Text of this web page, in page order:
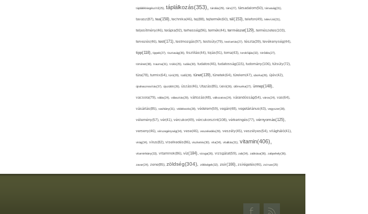
táplálékkiegészítő(25), táplálkozás(353), tárolás(29), társ(27), társadalom(50), társaság(31),
tavasz(87), tea(158), technika(46), tej(88), tejtermék(60), tél(153), telefon(49), televízió(31),
teljesítmény(46), terápia(92), terhesség(96), termék(44), természet(129), természetes(103),
tervezés(46), test(171), testmozgás(97), testsúly(79), testtartás(27), tészta(39), tevékenység(44),
tipp(118), tippek(27), tisztaság(35), tisztítás(44), tojás(91), torna(43), torokfájás(32), törődés(27),
történet(38), trauma(31), trükk(25), tudás(30), tudatos(46), tudatosság(115), tudomány(106), túlsúly(72),
túra(78), turmix(64), túró(29), tüdő(28), tünet(139), tünetek(64), türelem(47), uborka(26), újév(42),
újrahasznosítás(37), újszülött(26), úszás(46), Utazás(85), Üdítő(26), ülőmunka(27), ünnep(148),
vacsora(79), válás(24), választás(29), változás(48), változatos(24), várandósság(54), város(24), vas(64),
vásárlás(85), vashiány(31), védekezés(28), védelem(59), vegán(48), vegetáriánus(43), vegyszer(28),
vélemény(57), vér(41), vércukor(49), vércukorszint(108), vérkeringés(77), vérnyomás(125),
verseny(46), vérszegénység(34), vese(46), veszekedés(29), veszély(45), veszélyes(54), világháló(41),
virág(34), vírus(82), viselkedés(86), viszketés(30), vita(34), vitalitás(31), vitamin(406),
vitaminhiány(33), vitaminok(86), víz(184), vizsga(26), vizsgálat(59), zab(34), zabkása(36), zabpehely(36),
zavar(24), zene(85), zöldség(304), zöldségek(32), zsír(166), zsírégetés(46), zsírsav(25)